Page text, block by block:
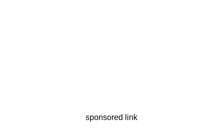
sponsored link